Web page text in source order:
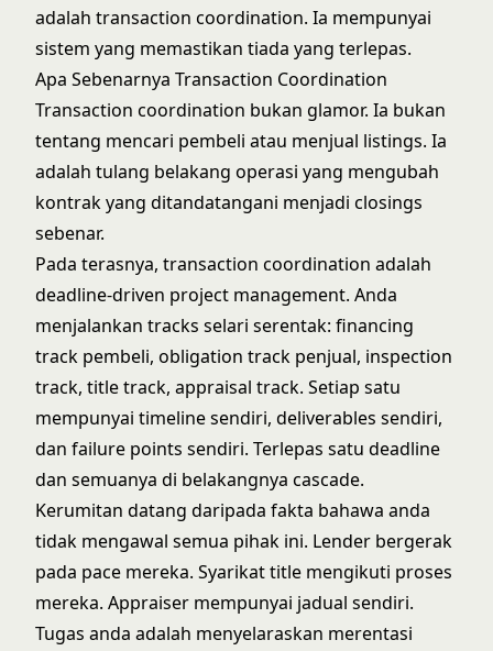
adalah transaction coordination. Ia mempunyai
sistem yang memastikan tiada yang terlepas.
Apa Sebenarnya Transaction Coordination
Transaction coordination bukan glamor. Ia bukan
tentang mencari pembeli atau menjual listings. Ia
adalah tulang belakang operasi yang mengubah
kontrak yang ditandatangani menjadi closings
sebenar.
Pada terasnya, transaction coordination adalah
deadline-driven project management. Anda
menjalankan tracks selari serentak: financing
track pembeli, obligation track penjual, inspection
track, title track, appraisal track. Setiap satu
mempunyai timeline sendiri, deliverables sendiri,
dan failure points sendiri. Terlepas satu deadline
dan semuanya di belakangnya cascade.
Kerumitan datang daripada fakta bahawa anda
tidak mengawal semua pihak ini. Lender bergerak
pada pace mereka. Syarikat title mengikuti proses
mereka. Appraiser mempunyai jadual sendiri.
Tugas anda adalah menyelaraskan merentasi